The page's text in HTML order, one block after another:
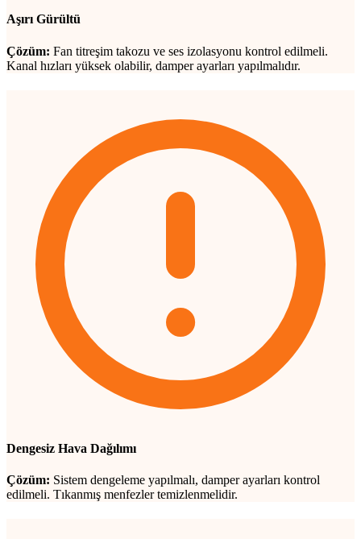
Aşırı Gürültü
Çözüm: Fan titreşim takozu ve ses izolasyonu kontrol edilmeli.
Kanal hızları yüksek olabilir, damper ayarları yapılmalıdır.
Dengesiz Hava Dağılımı
Çözüm: Sistem dengeleme yapılmalı, damper ayarları kontrol
edilmeli. Tıkanmış menfezler temizlenmelidir.